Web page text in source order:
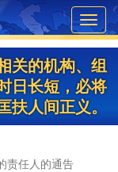
关的机构、组
日长短，必将
扶人间正义。
责任人的通告